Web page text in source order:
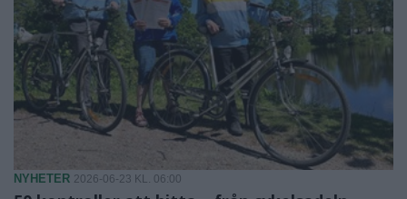
NYHETER 2026-06-23 KL. 06:00